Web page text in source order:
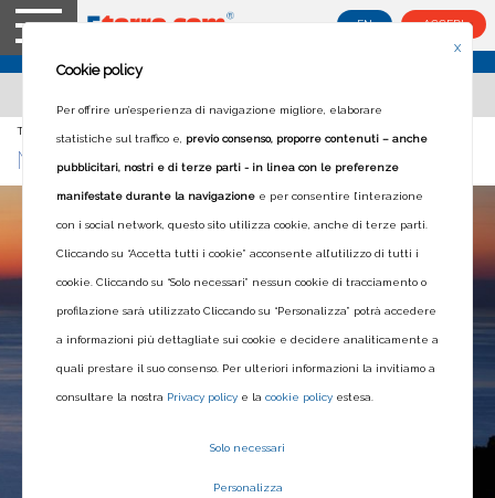
EN ACCEDI
Ti trovi in:
MANAROLA SA ACCENDERE IL NATALE
X
Cookie policy
Per offrire un’esperienza di navigazione migliore, elaborare
statistiche sul traffico e, previo consenso, proporre contenuti – anche
pubblicitari, nostri e di terze parti - in linea con le preferenze
manifestate durante la navigazione e per consentire l’interazione
con i social network, questo sito utilizza cookie, anche di terze parti.
Cliccando su “Accetta tutti i cookie” acconsente all’utilizzo di tutti i
cookie. Cliccando su “Solo necessari” nessun cookie di tracciamento o
profilazione sarà utilizzato Cliccando su “Personalizza” potrà accedere
a informazioni più dettagliate sui cookie e decidere analiticamente a
quali prestare il suo consenso. Per ulteriori informazioni la invitiamo a
consultare la nostra Privacy policy e la cookie policy estesa.
Solo necessari
Personalizza